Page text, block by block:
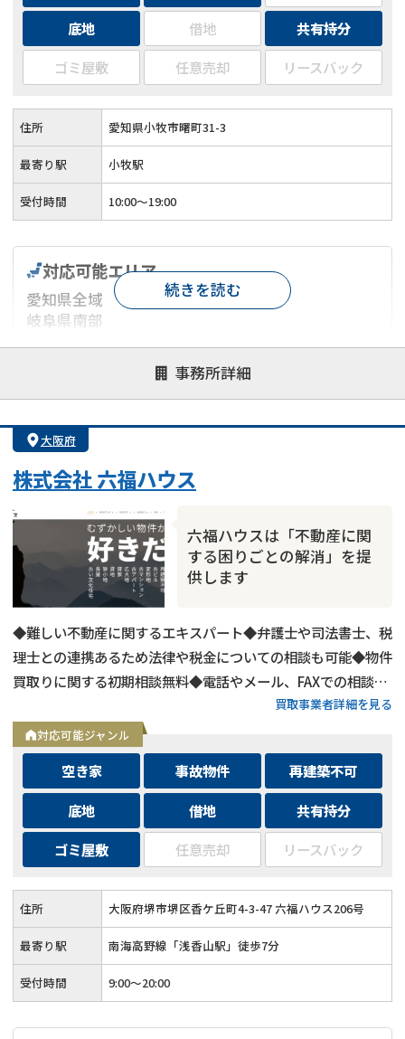
底地
借地
共有持分
ゴミ屋敷
任意売却 リースバック
住所 愛知県小牧市曙町31-3
最寄り駅 小牧駅
受付時間 10:00～19:00
事務所詳細
対応可能エリア
愛知県全域
岐阜県南部
決済までが早い
業者案件歓迎
士業連携有り
続きを読む
大阪府
株式会社 六福ハウス
六福ハウスは「不動産に関
する困りごとの解消」を提
供します
◆難しい不動産に関するエキスパート◆弁護士や司法書士、税
理士との連携あるため法律や税金についての相談も可能◆物件
買取りに関する初期相談無料◆電話やメール、FAXでの相談可
買取事業者詳細を見る
対応可能ジャンル
空き家 事故物件
再建築不可
底地
借地
共有持分
ゴミ屋敷
任意売却 リースバック
住所 大阪府堺市堺区香ケ丘町4-3-47 六福ハウス206号
最寄り駅 南海高野線「浅香山駅」徒歩7分
受付時間 9:00～20:00